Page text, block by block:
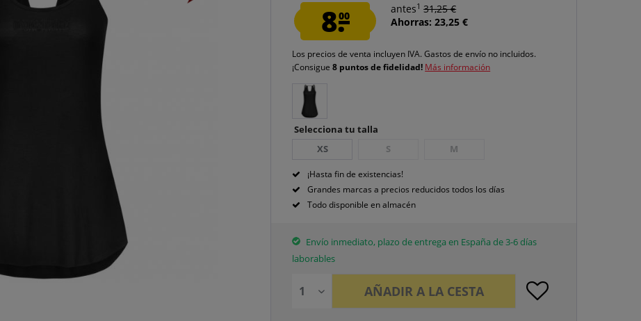
8.00
antes1 31,25 €
Ahorras: 23,25 €
Los precios de venta incluyen IVA.Gastos de envío no incluidos.
¡Consigue8 puntos de fidelidad! Más información
Selecciona tu talla
XS
S M
¡Hasta fin de existencias!
Grandes marcas a precios reducidos todos los días
Todo disponible en almacén
Envío inmediato, plazo de entrega en España de 3-6 días
laborables
AÑADIR A LA CESTA